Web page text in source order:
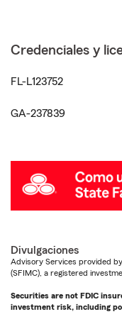
Credenciales y
FL-L123752
GA-237839
Divulgaciones
Advisory Services provided
(SFIMC), a registered
Securities are not FDIC
investment risk, including